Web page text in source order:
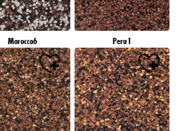
Morocco6 Peru1